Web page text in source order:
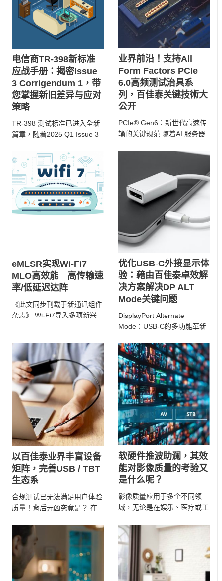
电信商TR-398新标准
应战手册：揭密Issue
3 Corrigendum 1，带
您掌握新旧差异与应对
策略
TR-398 测试标准已进入全新
篇章，随着2025 Q1 Issue 3
业界前沿！支持All
Form Factors PCIe
6.0高频测试治具系
列，百佳泰关键技術大
公开
PCIe® Gen6：新世代高速传
输的关键规范 随着AI 服务器
eMLSR实现Wi-Fi7
MLO高效能 高传输速
率/低延迟达阵
《此文同步刊载于新通讯组件
杂志》 Wi-Fi7导入多项新兴
优化USB-C外接显示体
验：藉由百佳泰卓效解
决方案解决DP ALT
Mode关键问题
DisplayPort Alternate
Mode：USB-C的多功能革新
以百佳泰业界丰富设备
矩阵，完善USB / TBT
生态系
合规测试已无法满足用户体验
质量！背后元凶究竟是？ 在
软硬件推波助澜，其效
能对影像质量的考验又
是什么呢？
影像质量应用于多个不同领
域，无论是在娱乐、医疗或工
决策的关键基础。清晰的影 ...